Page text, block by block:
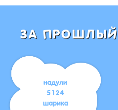
ЗА ПРОШЛЫЙ
надули
5124
шарика